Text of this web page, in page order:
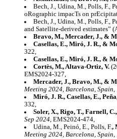
Bech, J., Udina, M., Polls, F.,
oRographic impacTs on
Bech, J., Udina, M., Polls, F.,
and Satellite-derived estimates”
Bravo, M., Mercader, J., &
Casellas, E., Miró, J. R., &
322,
Casellas, E., Miró, J. R., &
Cortès, M., Altava-Ortiz, V.
EMS2024-327,
Mercader, J., Bravo, M., &
Meeting 2024, Barcelona, Spain,
Miró, J. R., Casellas, E.,
332,
Soler, X., Rigo, T., Farnell,
Sep 2024, EMS2024-474,
Udina, M., Peinó, E., Polls, F.,
Meeting 2024, Barcelona, Spain,